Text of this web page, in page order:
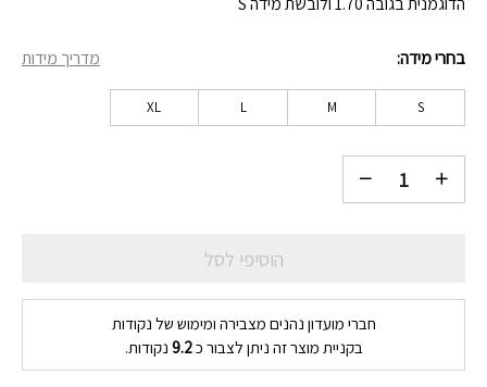
₪109.
₪92.
בחרי מידה מדריך מידות
S
M
L
XL
הוסיפי לסל
חברי מועדון נהנים מצבירה ומימוש של נקודות
בקניית מוצר זה ניתן לצבור כ9.2 נקודות.